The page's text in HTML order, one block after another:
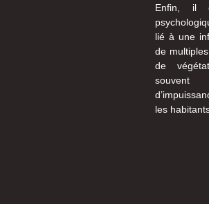
Enfin, il
lié à une
de
de
les